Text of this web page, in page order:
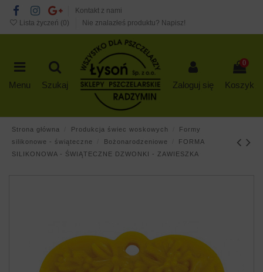
Kontakt z nami
Lista życzeń (0) Nie znalazłeś produktu? Napisz!
Menu Szukaj Zaloguj się
0
Koszyk
Strona główna Produkcja świec woskowych
Formy
silikonowe - świąteczne
Bożonarodzeniowe
FORMA
SILIKONOWA - ŚWIĄTECZNE DZWONKI - ZAWIESZKA